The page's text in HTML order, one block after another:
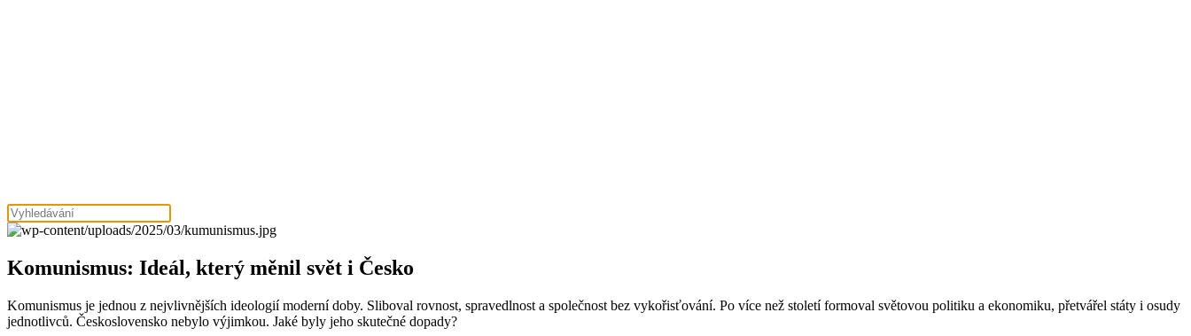
Komunismus: Ideál, který měnil svět i Česko
Komunismus je jednou z nejvlivnějších ideologií moderní doby. Sliboval rovnost, spravedlnost a společnost bez vykořisťování. Po více než století formoval světovou politiku a ekonomiku, přetvářel státy i osudy
jednotlivců. Československo nebylo výjimkou. Jaké byly jeho skutečné dopady?